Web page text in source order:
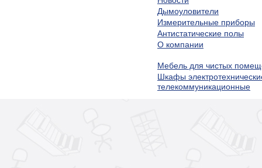
Дымоуловители
Измерительные приборы
Антистатические полы
О компании
Мебель для чистых
Шкафы
телекоммуникационные